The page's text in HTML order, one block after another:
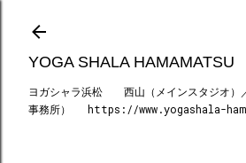
スキップしてメイン コ
YOGA SHALA HAMAMATSU
ヨガシャラ浜松 西山（メインスタジオ）
事務所） https://www.yogashala-